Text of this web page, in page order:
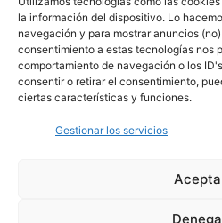
la información del dispositivo. Lo
navegación y para mostrar anuncios
consentimiento a estas tecnologías nos
comportamiento de navegación o los
consentir o retirar el consentimiento,
ciertas características y funciones.
Gestionar los servicios